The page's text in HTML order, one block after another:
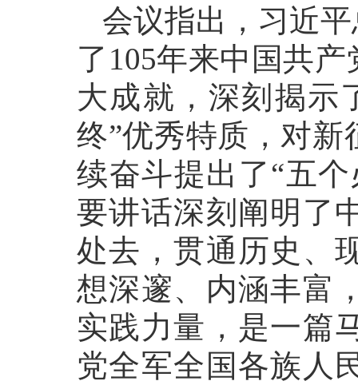
会议指出，习近
了105年来中国共
大成就，深刻揭示
终”优秀特质，对
续奋斗提出了“五
要讲话深刻阐明了
处去，贯通历史、
想深邃、内涵丰富
实践力量，是一篇
党全军全国各族人